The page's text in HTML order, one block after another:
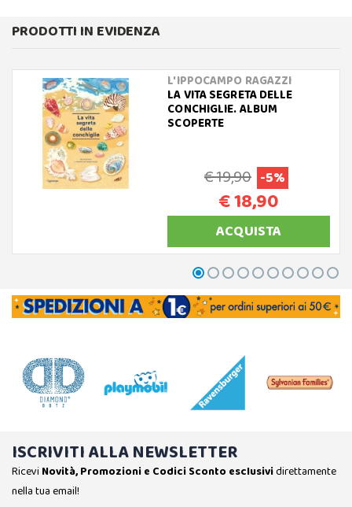
PRODOTTI IN EVIDENZA
L'IPPOCAMPO RAGAZZI
LA VITA SEGRETA DELLE
CONCHIGLIE. ALBUM
SCOPERTE
€ 19,90 -5%
€ 18,90
ACQUISTA
ISCRIVITI ALLA NEWSLETTER
Ricevi Novità, Promozioni e Codici Sconto esclusividirettamente
nella tua email!